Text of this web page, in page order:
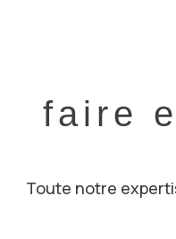
faire
Toute notre